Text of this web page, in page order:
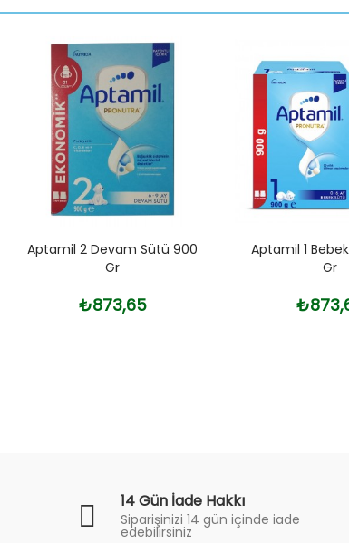
Aptamil 2 Devam Sütü 900
Gr
₺873,65
Aptamil 1
Gr
14 Gün İade Hakkı
Siparişinizi 14 gün içinde iade
edebilirsiniz